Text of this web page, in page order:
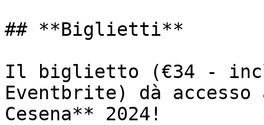
## **Biglietti**
Il biglietto (€34 -
Eventbrite) dà
Cesena** 2024!